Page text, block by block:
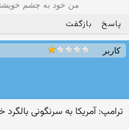
من خود به چشم
پاسخ بازگفت
کاربر
ترامپ: آمریکا به سرنگونی